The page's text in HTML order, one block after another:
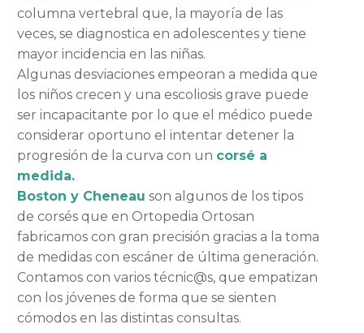
columna vertebral que, la mayoría de las
veces, se diagnostica en adolescentes y tiene
mayor incidencia en las niñas.
Algunas desviaciones empeoran a medida que
los niños crecen y una escoliosis grave puede
ser incapacitante por lo que el médico puede
considerar oportuno el intentar detener la
progresión de la curva con un corsé a
medida.
Boston y Cheneau son algunos de los tipos
de corsés que en Ortopedia Ortosan
fabricamos con gran precisión gracias a la toma
de medidas con escáner de última generación.
Contamos con varios técnic@s, que empatizan
con los jóvenes de forma que se sienten
cómodos en las distintas consultas.